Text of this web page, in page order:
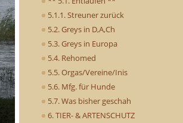
5.1.1. Streuner zurück
5.2. Greys in D,A,Ch
5.3. Greys in Europa
5.4. Rehomed
5.5. Orgas/Vereine/Inis
5.6. Mfg. für Hunde
5.7. Was bisher geschah
6. TIER- & ARTENSCHUTZ